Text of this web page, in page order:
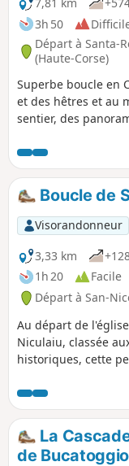
3h 50
Départ à Santa-
(Haute-Corse)
Superbe boucle en
et des hêtres et au
sentier, des
arbres majestueux
la végétation sur
Boucle de
Visorandonneur
3,33 km
1h 20
Facile
Départ à San-
Au départ de
Niculaiu, classée
historiques, cette
partie de la
deux petits
La
de Bucatoggio